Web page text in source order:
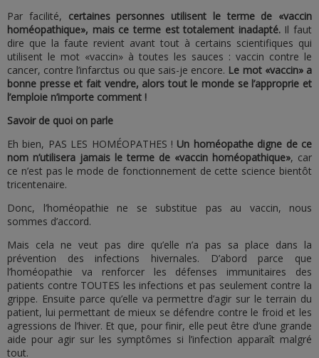
Par facilité, certaines personnes utilisent le terme de «vaccin
homéopathique», mais ce terme est totalement inadapté.Il faut
dire que la faute revient avant tout à certains scientifiques qui
utilisent le mot «vaccin» à toutes les sauces : vaccin contre le
cancer, contre l’infarctus ou que sais-je encore. Le mot «vaccin» a
bonne presse et fait vendre, alors tout le monde se l’approprie et
l’emploie n’importe comment !
Savoir de quoi on parle
Eh bien, PAS LES HOMÉOPATHES ! Un homéopathe digne de ce
nom n’utilisera jamais le terme de «vaccin homéopathique», car
ce n’est pas le mode de fonctionnement de cette science bientôt
tricentenaire.
Donc, l’homéopathie ne se substitue pas au vaccin, nous
sommes d’accord.
Mais cela ne veut pas dire qu’elle n’a pas sa place dans la
prévention des infections hivernales. D’abord parce que
l’homéopathie va renforcer les défenses immunitaires des
patients contre TOUTES les infections et pas seulement contre la
grippe. Ensuite parce qu’elle va permettre d’agir sur le terrain du
patient, lui permettant de mieux se défendre contre le froid et les
agressions de l’hiver. Et que, pour finir, elle peut être d’une grande
aide pour agir sur les symptômes si l’infection apparaît malgré
tout.